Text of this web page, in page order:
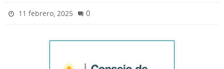
11 febrero, 2025 0